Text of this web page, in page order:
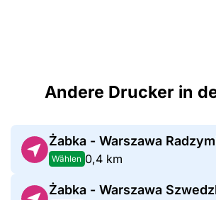
Andere Drucker in
Żabka - Warszawa
Wählen 0,4 km
Żabka - Warszawa